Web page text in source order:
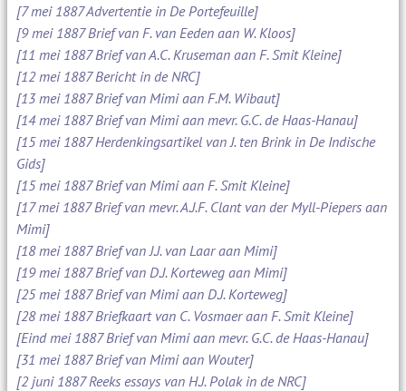
[7 mei 1887 Advertentie in De Portefeuille]
[9 mei 1887 Brief van F. van Eeden aan W. Kloos]
[11 mei 1887 Brief van A.C. Kruseman aan F. Smit Kleine]
[12 mei 1887 Bericht in de NRC]
[13 mei 1887 Brief van Mimi aan F.M. Wibaut]
[14 mei 1887 Brief van Mimi aan mevr. G.C. de Haas-Hanau]
[15 mei 1887 Herdenkingsartikel van J. ten Brink in De Indische
Gids]
[15 mei 1887 Brief van Mimi aan F. Smit Kleine]
[17 mei 1887 Brief van mevr. A.J.F. Clant van der Myll-Piepers aan
Mimi]
[18 mei 1887 Brief van J.J. van Laar aan Mimi]
[19 mei 1887 Brief van D.J. Korteweg aan Mimi]
[25 mei 1887 Brief van Mimi aan D.J. Korteweg]
[28 mei 1887 Briefkaart van C. Vosmaer aan F. Smit Kleine]
[Eind mei 1887 Brief van Mimi aan mevr. G.C. de Haas-Hanau]
[31 mei 1887 Brief van Mimi aan Wouter]
[2 juni 1887 Reeks essays van H.J. Polak in de NRC]